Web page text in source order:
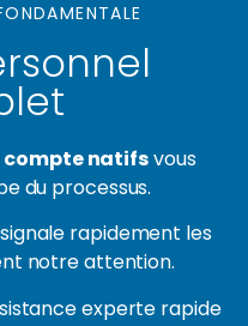
compte natifsvous
du processus.
signale rapidement les
notre attention.
experte rapide